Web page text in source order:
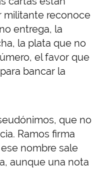
militante reconoce
entrega, la
la plata que no
el favor que
bancar la
que no
Ramos firma
nombre sale
aunque una nota